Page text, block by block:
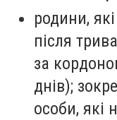
родини,
після
за
днів);
особи, які